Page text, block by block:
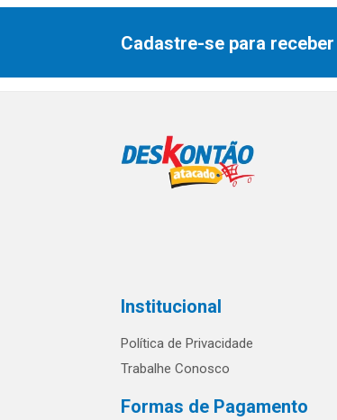
Cadastre-se para
Institucional
Política de Privacidade
Trabalhe Conosco
Formas de Pagamento